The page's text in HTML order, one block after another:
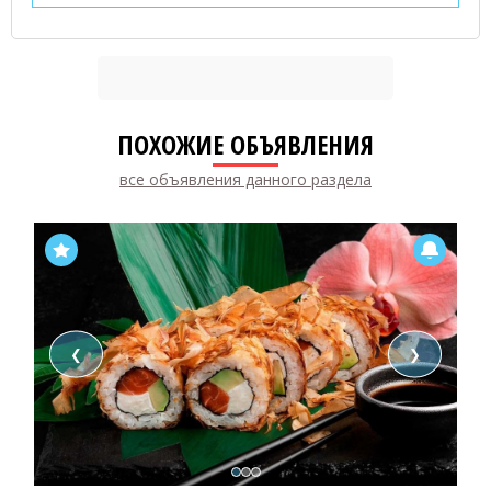
ПОХОЖИЕ ОБЪЯВЛЕНИЯ
все объявления данного раздела
❮ ❯